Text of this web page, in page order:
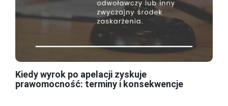
Kiedy wyrok po apelacji zyskuje
prawomocność: terminy i konsekwencje